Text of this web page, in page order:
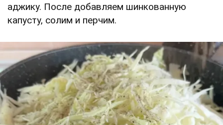
аджику. После добавляем шинкованную
капусту, солим и перчим.